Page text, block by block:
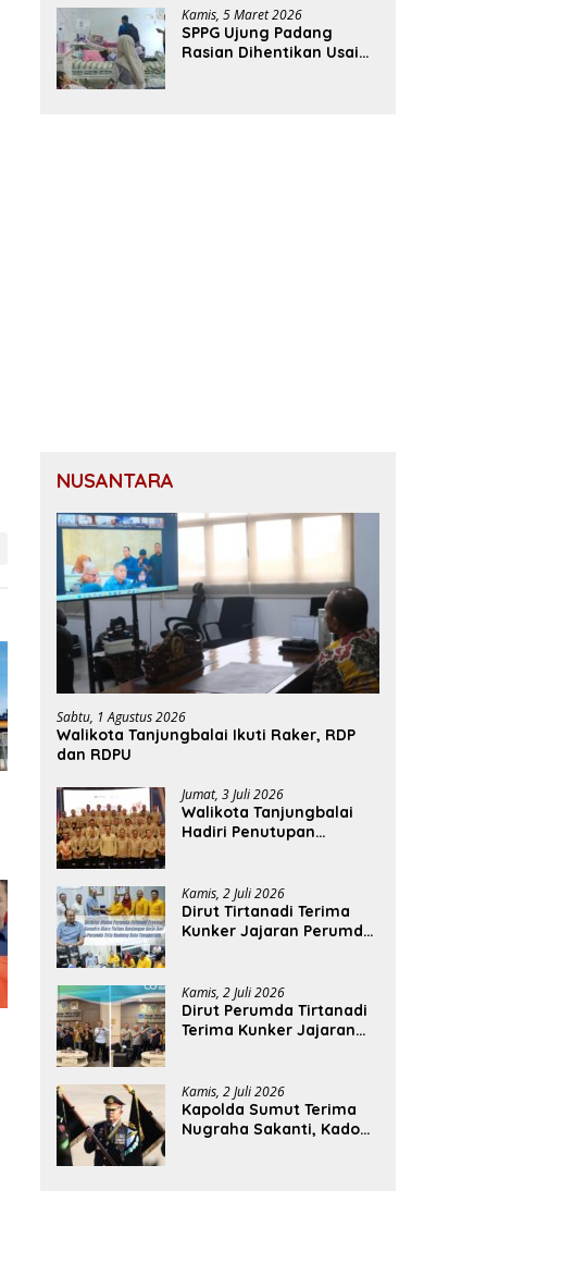
Aceh Utara
Kamis, 5 Maret 2026
SPPG Ujung Padang
Rasian Dihentikan Usai
NUSANTARA
Sabtu, 1 Agustus 2026
Walikota Tanjungbalai Ikuti Raker, RDP
dan RDPU
Jumat, 3 Juli 2026
Walikota Tanjungbalai
Hadiri Penutupan
Kamis, 2 Juli 2026
Dirut Tirtanadi Terima
Kunker Jajaran Perumda
Kamis, 2 Juli 2026
Dirut Perumda Tirtanadi
Terima Kunker Jajaran
Kamis, 2 Juli 2026
Kapolda Sumut Terima
Nugraha Sakanti, Kado